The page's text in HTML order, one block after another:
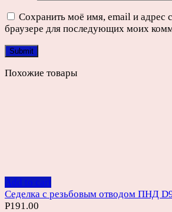
Сохранить моё имя, email и адрес
браузере для последующих моих
Похожие товары
Add to cart
Седелка с резьбовым отводом ПНД
Р191.00